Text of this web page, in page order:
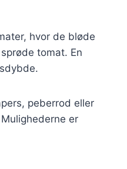
hvor de bløde
tomat. En
peberrod eller
er